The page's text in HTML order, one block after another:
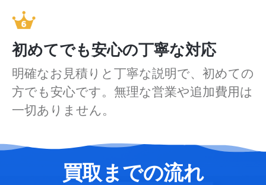
初めてでも安心の丁寧な対応
明確なお見積りと丁寧な説明で、初めての
方でも安心です。無理な営業や追加費用は
一切ありません。
買取までの流れ